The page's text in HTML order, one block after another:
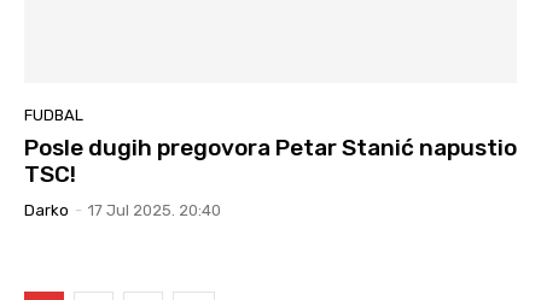
FUDBAL
Posle dugih pregovora Petar Stanić napustio
TSC!
Darko - 17 Jul 2025. 20:40